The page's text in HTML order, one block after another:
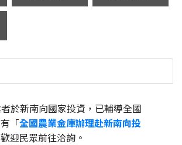
於新南向國家投資，已輔導全國
「全國農業金庫辦理赴新南向投
迎民眾前往洽詢。